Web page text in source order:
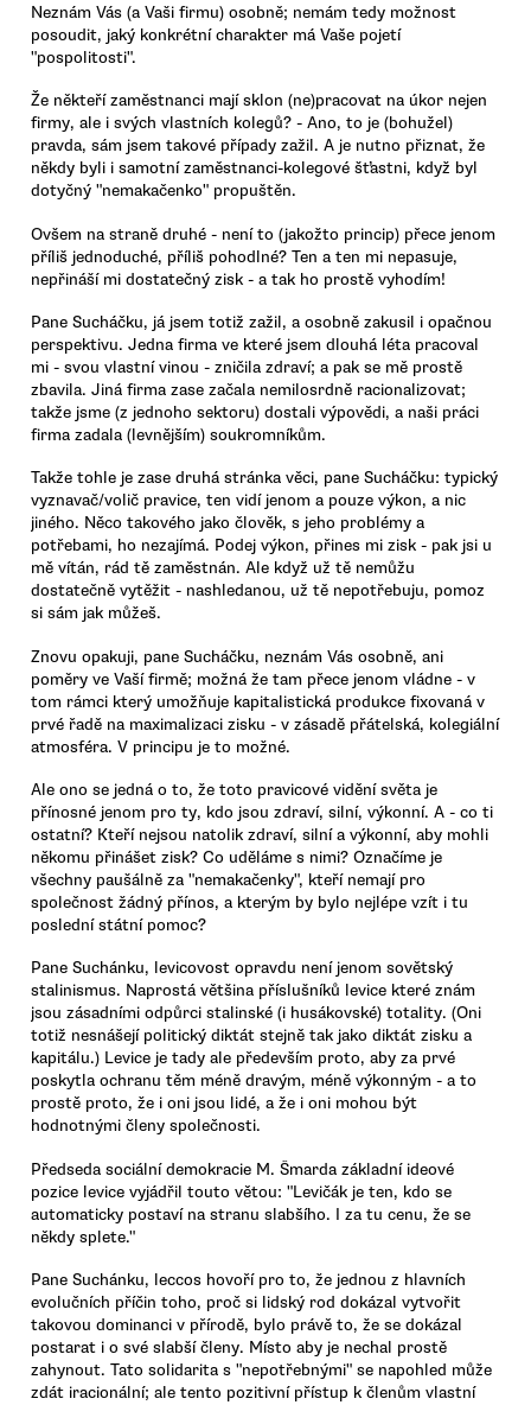
Neznám Vás (a Vaši firmu) osobně; nemám tedy možnost
posoudit, jaký konkrétní charakter má Vaše pojetí
"pospolitosti".
Že někteří zaměstnanci mají sklon (ne)pracovat na úkor nejen
firmy, ale i svých vlastních kolegů? - Ano, to je (bohužel)
pravda, sám jsem takové případy zažil. A je nutno přiznat, že
někdy byli i samotní zaměstnanci-kolegové šťastni, když byl
dotyčný "nemakačenko" propuštěn.
Ovšem na straně druhé - není to (jakožto princip) přece jenom
příliš jednoduché, příliš pohodlné? Ten a ten mi nepasuje,
nepřináší mi dostatečný zisk - a tak ho prostě vyhodím!
Pane Sucháčku, já jsem totiž zažil, a osobně zakusil i opačnou
perspektivu. Jedna firma ve které jsem dlouhá léta pracoval
mi - svou vlastní vinou - zničila zdraví; a pak se mě prostě
zbavila. Jiná firma zase začala nemilosrdně racionalizovat;
takže jsme (z jednoho sektoru) dostali výpovědi, a naši práci
firma zadala (levnějším) soukromníkům.
Takže tohle je zase druhá stránka věci, pane Sucháčku: typický
vyznavač/volič pravice, ten vidí jenom a pouze výkon, a nic
jiného. Něco takového jako člověk, s jeho problémy a
potřebami, ho nezajímá. Podej výkon, přines mi zisk - pak jsi u
mě vítán, rád tě zaměstnán. Ale když už tě nemůžu
dostatečně vytěžit - nashledanou, už tě nepotřebuju, pomoz
si sám jak můžeš.
Znovu opakuji, pane Sucháčku, neznám Vás osobně, ani
poměry ve Vaší firmě; možná že tam přece jenom vládne - v
tom rámci který umožňuje kapitalistická produkce fixovaná v
prvé řadě na maximalizaci zisku - v zásadě přátelská, kolegiální
atmosféra. V principu je to možné.
Ale ono se jedná o to, že toto pravicové vidění světa je
přínosné jenom pro ty, kdo jsou zdraví, silní, výkonní. A - co ti
ostatní? Kteří nejsou natolik zdraví, silní a výkonní, aby mohli
někomu přinášet zisk? Co uděláme s nimi? Označíme je
všechny paušálně za "nemakačenky", kteří nemají pro
společnost žádný přínos, a kterým by bylo nejlépe vzít i tu
poslední státní pomoc?
Pane Suchánku, levicovost opravdu není jenom sovětský
stalinismus. Naprostá většina příslušníků levice které znám
jsou zásadními odpůrci stalinské (i husákovské) totality. (Oni
totiž nesnášejí politický diktát stejně tak jako diktát zisku a
kapitálu.) Levice je tady ale především proto, aby za prvé
poskytla ochranu těm méně dravým, méně výkonným - a to
prostě proto, že i oni jsou lidé, a že i oni mohou být
hodnotnými členy společnosti.
Předseda sociální demokracie M. Šmarda základní ideové
pozice levice vyjádřil touto větou: "Levičák je ten, kdo se
automaticky postaví na stranu slabšího. I za tu cenu, že se
někdy splete."
Pane Suchánku, leccos hovoří pro to, že jednou z hlavních
evolučních příčin toho, proč si lidský rod dokázal vytvořit
takovou dominanci v přírodě, bylo právě to, že se dokázal
postarat i o své slabší členy. Místo aby je nechal prostě
zahynout. Tato solidarita s "nepotřebnými" se napohled může
zdát iracionální; ale tento pozitivní přístup k členům vlastní